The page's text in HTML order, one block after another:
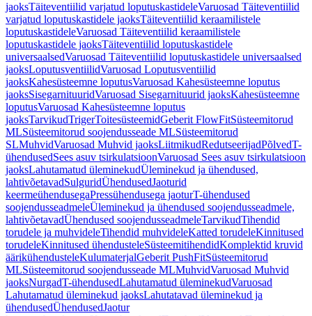
jaoksTäiteventiilid varjatud loputuskastideleVaruosad Täiteventiilid
varjatud loputuskastidele jaoksTäiteventiilid keraamilistele
loputuskastideleVaruosad Täiteventiilid keraamilistele
loputuskastidele jaoksTäiteventiilid loputuskastidele
universaalsedVaruosad Täiteventiilid loputuskastidele universaalsed
jaoksLoputusventiilidVaruosad Loputusventiilid
jaoksKahesüsteemne loputusVaruosad Kahesüsteemne loputus
jaoksSisegarnituuridVaruosad Sisegarnituurid jaoksKahesüsteemne
loputusVaruosad Kahesüsteemne loputus
jaoksTarvikudTrigerToitesüsteemidGeberit FlowFitSüsteemitorud
MLSüsteemitorud soojendusseade MLSüsteemitorud
SLMuhvidVaruosad Muhvid jaoksLiitmikudRedutseerijadPõlvedT-
ühendusedSees asuv tsirkulatsioonVaruosad Sees asuv tsirkulatsioon
jaoksLahutamatud üleminekudÜleminekud ja ühendused,
lahtivõetavadSulguridÜhendusedJaoturid
keermeühendusegaPressühendusega jaoturT-ühendused
soojendusseadmeleÜleminekud ja ühendused soojendusseadmele,
lahtivõetavadÜhendused soojendusseadmeleTarvikudTihendid
torudele ja muhvideleTihendid muhvideleKatted torudeleKinnitused
torudeleKinnitused ühendusteleSüsteemitihendidKomplektid kruvid
äärikühendusteleKulumaterjalGeberit PushFitSüsteemitorud
MLSüsteemitorud soojendusseade MLMuhvidVaruosad Muhvid
jaoksNurgadT-ühendusedLahutamatud üleminekudVaruosad
Lahutamatud üleminekud jaoksLahutatavad üleminekud ja
ühendusedÜhendusedJaotur